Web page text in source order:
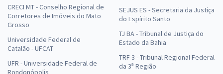
CRECI MT - Conselho Regional de
Corretores de Imóveis do Mato
Grosso
Universidade Federal de
Catalão - UFCAT
UFR - Universidade Federal de
Rondonópolis
SEJUS ES - Secretaria da Justiça
do Espírito Santo
TJ BA - Tribunal de Justiça do
Estado da Bahia
TRF 3 - Tribunal Regional Federal
da 3ª Região